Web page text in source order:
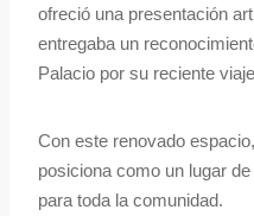
ofreció una presentación
entregaba un
Palacio por su reciente
Con este renovado
posiciona como un lugar
para toda la comunidad.